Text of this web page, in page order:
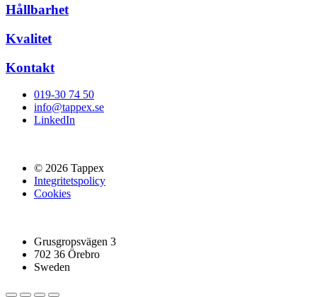
Hållbarhet
Kvalitet
Kontakt
019-30 74 50
info@tappex.se
LinkedIn
© 2026 Tappex
Integritetspolicy
Cookies
Grusgropsvägen 3
702 36 Örebro
Sweden